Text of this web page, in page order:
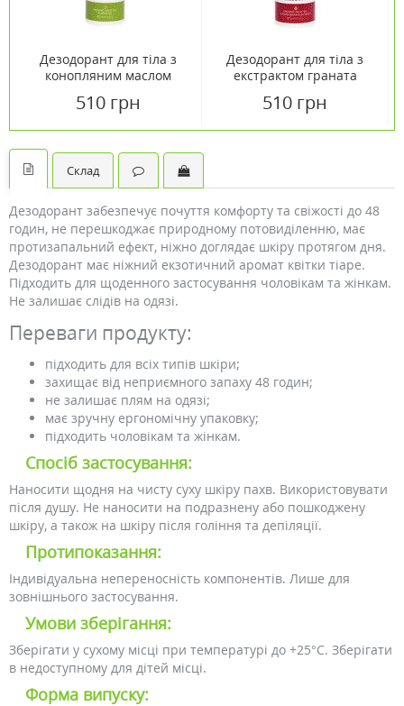
Дезодорант для тіла з
конопляним маслом
510 грн
Дезодорант для тіла з
екстрактом граната
510 грн
Склад
Дезодорант забезпечує почуття комфорту та свіжості до 48
годин, не перешкоджає природному потовиділенню, має
протизапальний ефект, ніжно доглядає шкіру протягом дня.
Дезодорант має ніжний екзотичний аромат квітки тіаре.
Підходить для щоденного застосування чоловікам та жінкам.
Не залишає слідів на одязі.
Переваги продукту:
підходить для всіх типів шкіри;
захищає від неприємного запаху 48 годин;
не залишає плям на одязі;
має зручну ергономічну упаковку;
підходить чоловікам та жінкам.
Спосіб застосування:
Наносити щодня на чисту суху шкіру пахв. Використовувати
після душу. Не наносити на подразнену або пошкоджену
шкіру, а також на шкіру після гоління та депіляції.
Протипоказання:
Індивідуальна непереносність компонентів. Лише для
зовнішнього застосування.
Умови зберігання:
Зберігати у сухому місці при температурі до +25°С. Зберігати
в недоступному для дітей місці.
Форма випуску: